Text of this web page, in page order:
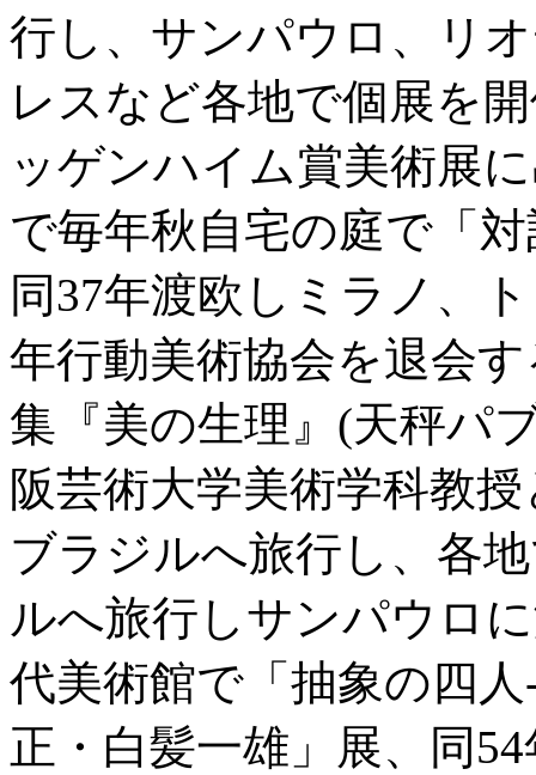
行し、サンパウロ、リ
レスなど各地で個展を
ッゲンハイム賞美術展
で毎年秋自宅の庭で「
同37年渡欧しミラノ、
年行動美術協会を退会
集『美の生理』(天秤パ
阪芸術大学美術学科教
ブラジルへ旅行し、各
ルへ旅行しサンパウロ
代美術館で「抽象の四
正・白髪一雄」展、同